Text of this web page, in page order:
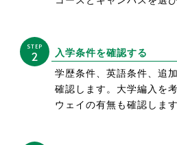
STEP
2
入学条件を確認する
学歴条件、英語条件、追
確認します。大学編入を
ウェイの有無も確認します